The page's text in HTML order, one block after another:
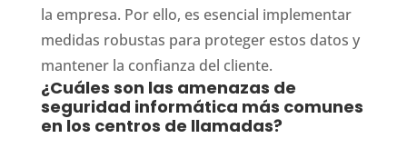
la empresa. Por ello, es esencial implementar
medidas robustas para proteger estos datos y
mantener la confianza del cliente.
¿Cuáles son las amenazas de
seguridad informática más comunes
en los centros de llamadas?